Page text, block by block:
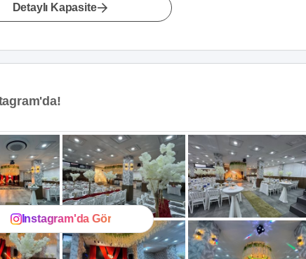
Detaylı Kapasite
Instagram'da Gör